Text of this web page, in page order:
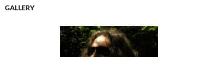
GALLERY